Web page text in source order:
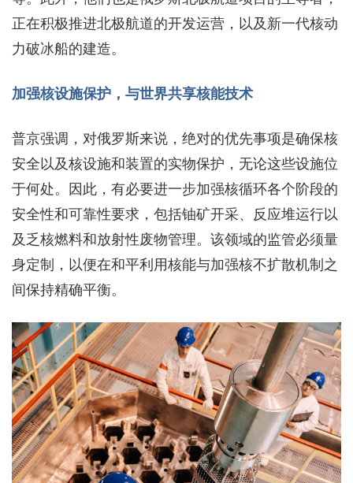
正在积极推进北极航道的开发运营，以及新一代核动
力破冰船的建造。
加强核设施保护，与世界共享核能技术
普京强调，对俄罗斯来说，绝对的优先事项是确保核
安全以及核设施和装置的实物保护，无论这些设施位
于何处。因此，有必要进一步加强核循环各个阶段的
安全性和可靠性要求，包括铀矿开采、反应堆运行以
及乏核燃料和放射性废物管理。该领域的监管必须量
身定制，以便在和平利用核能与加强核不扩散机制之
间保持精确平衡。